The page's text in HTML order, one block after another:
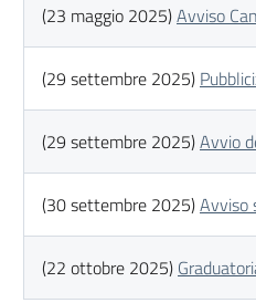
(23 maggio 2025)Avviso
(29 settembre 2025)
(29 settembre 2025)Avvio
(30 settembre 2025)Avviso
(22 ottobre 2025)